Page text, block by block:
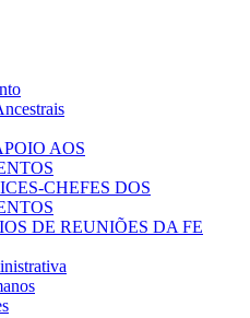
AOS
CHEFES DOS
DE REUNIÕES DA FE